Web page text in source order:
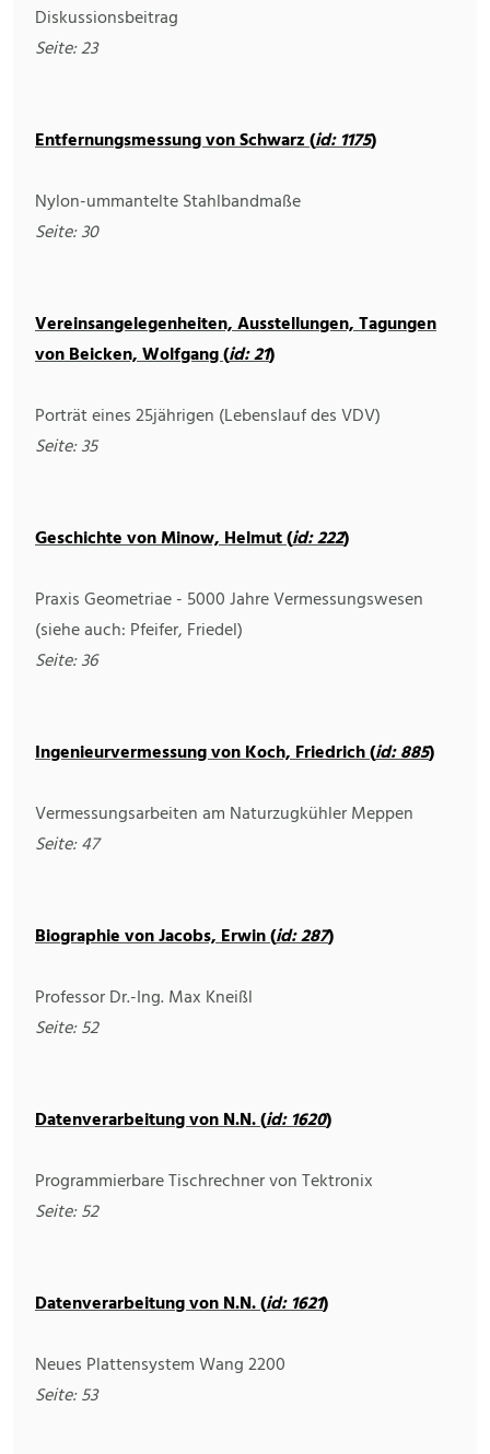
Diskussionsbeitrag
Seite: 23
Entfernungsmessung von Schwarz (id: 1175)
Nylon-ummantelte Stahlbandmaße
Seite: 30
Vereinsangelegenheiten, Ausstellungen, Tagungen
von Beicken, Wolfgang (id: 21)
Porträt eines 25jährigen (Lebenslauf des VDV)
Seite: 35
Geschichte von Minow, Helmut (id: 222)
Praxis Geometriae - 5000 Jahre Vermessungswesen
(siehe auch: Pfeifer, Friedel)
Seite: 36
Ingenieurvermessung von Koch, Friedrich (id: 885)
Vermessungsarbeiten am Naturzugkühler Meppen
Seite: 47
Biographie von Jacobs, Erwin (id: 287)
Professor Dr.-Ing. Max Kneißl
Seite: 52
Datenverarbeitung von N.N. (id: 1620)
Programmierbare Tischrechner von Tektronix
Seite: 52
Datenverarbeitung von N.N. (id: 1621)
Neues Plattensystem Wang 2200
Seite: 53